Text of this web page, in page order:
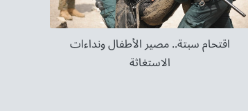
اقتحام سبتة.. مصير الأطفال ونداءات
الاستغاثة